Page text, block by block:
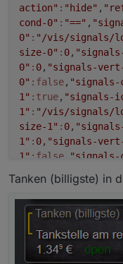
action" : "hide" ,
cond-0" : "==" ,
0" : "/vis/signals/
size-0" : 0,
0" : 0, "signals-
0" :false, "signals-
1" :true, "signals-
1" : "/vis/signals/
size-1" : 0,
1" : 0, "signals-
1" :false "signals-
:true
"signals-
2":"/vis/signals/
size-2":0,
2": 0,"signals-vert-
2":false,"lc-type"
interval":true,"lc-
format":"","lc-
Tanken (billigste) in